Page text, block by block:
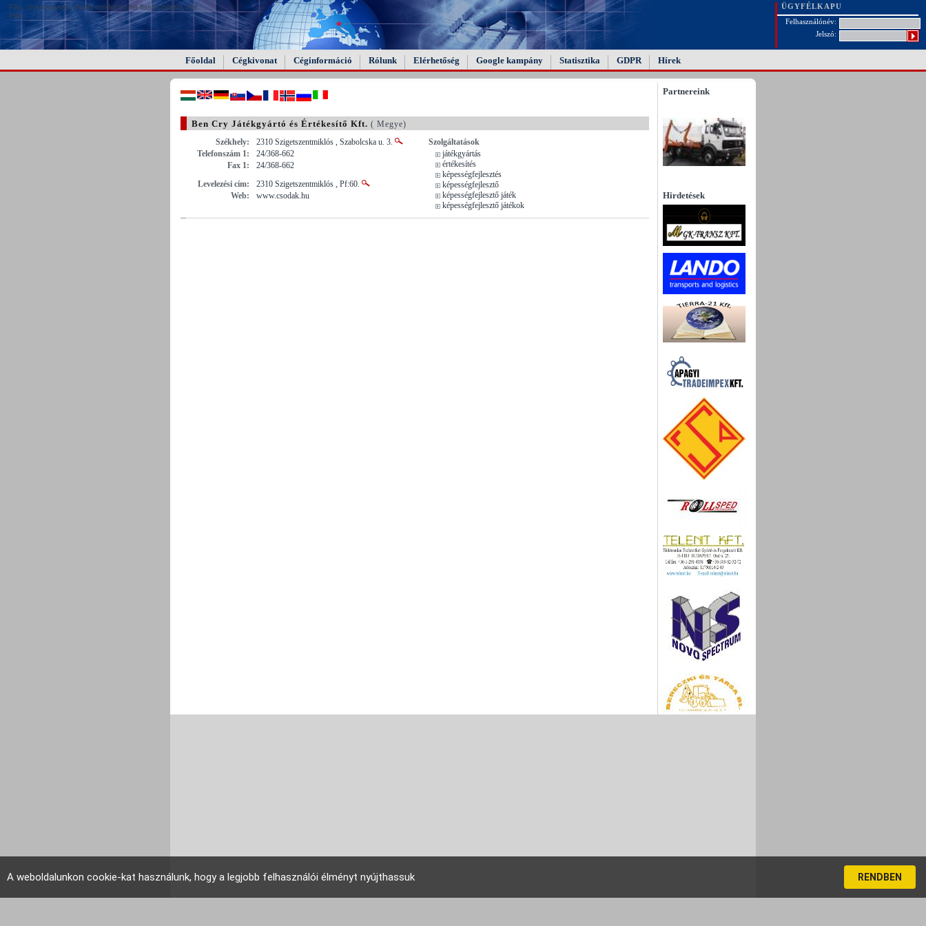
FAIL (the browser should render some flash content, not
this).
ÜGYFÉLKAPU
Felhasználónév:
Jelszó:
Főoldal Cégkivonat Céginformáció Rólunk Elérhetőség Google kampány Statisztika GDPR Hírek
Ben Cry Játékgyártó és Értékesítő Kft. ( Megye)
Székhely:
2310 Szigetszentmiklós , Szabolcska u. 3.
Telefonszám 1:
24/368-662
Fax 1:
24/368-662
Levelezési cím:
2310 Szigetszentmiklós , Pf:60.
Web:
www.csodak.hu
Szolgáltatások
játékgyártás
értékesítés
képességfejlesztés
képességfejlesztő
képességfejlesztő játék
képességfejlesztő játékok
Partnereink
Hirdetések
A weboldalunkon cookie-kat használunk, hogy a legjobb felhasználói élményt nyújthassuk RENDBEN